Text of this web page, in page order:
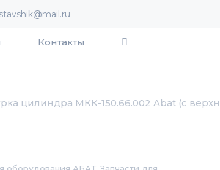
Контакты Search
цилиндра МКК-150.66.002 Abat (с
оборудования АБАТ, Запчасти для